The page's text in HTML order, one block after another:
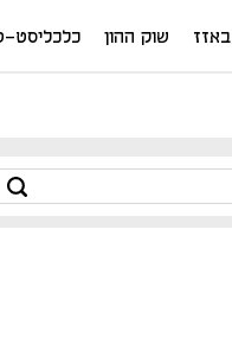
באזז שוק ההון